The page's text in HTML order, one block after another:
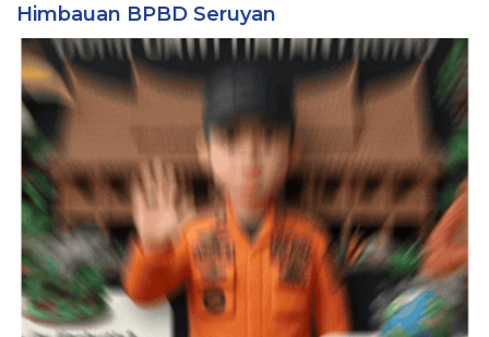
Himbauan BPBD Seruyan